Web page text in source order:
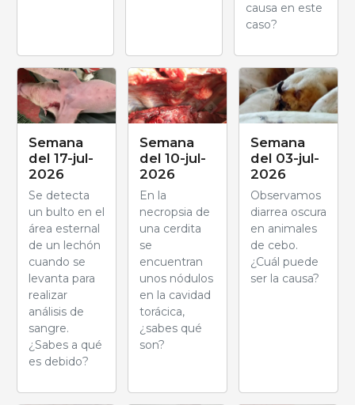
causa en este
caso?
Semana
del 17-jul-
2026
Se detecta
un bulto en el
área esternal
de un lechón
cuando se
levanta para
realizar
análisis de
sangre.
¿Sabes a qué
es debido?
Semana
del 10-jul-
2026
En la
necropsia de
una cerdita
se
encuentran
unos nódulos
en la cavidad
torácica,
¿sabes qué
son?
Semana
del 03-jul-
2026
Observamos
diarrea oscura
en animales
de cebo.
¿Cuál puede
ser la causa?